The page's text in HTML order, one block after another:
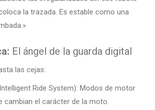
la trazada. Es estable como una
El ángel de la guarda digital
las cejas:
Ride System): Modos de motor
cambian el carácter de la moto.